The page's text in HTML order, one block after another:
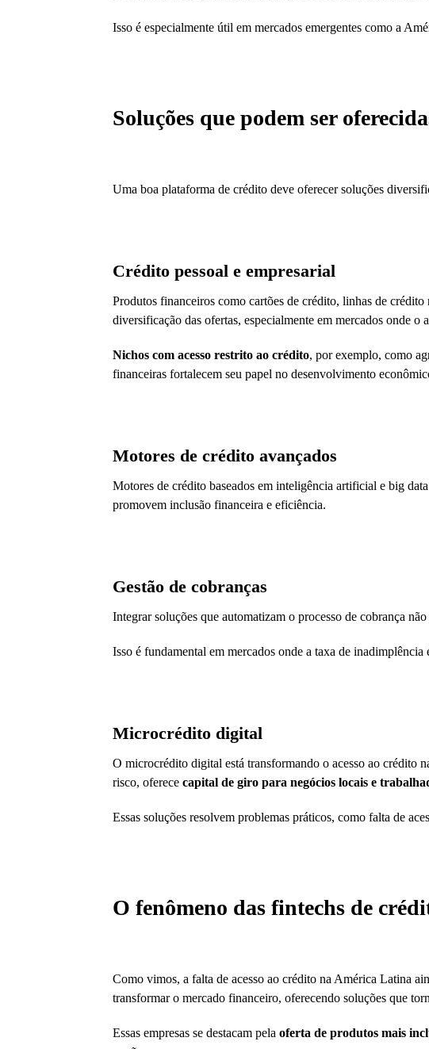
Isso é especialmente útil em mercados emergentes como a
Soluções que podem ser
Uma boa plataforma de crédito deve oferecer soluções
Crédito pessoal e empresarial
Produtos financeiros como cartões de crédito, linhas de
diversificação das ofertas, especialmente em mercados onde
Nichos com acesso restrito ao crédito, por exemplo, como
financeiras fortalecem seu papel no desenvolvimento
Motores de crédito avançados
Motores de crédito baseados em inteligência artificial e big
promovem inclusão financeira e eficiência.
Gestão de cobranças
Integrar soluções que automatizam o processo de cobrança
Isso é fundamental em mercados onde a taxa de
Microcrédito digital
O microcrédito digital está transformando o acesso ao crédito
risco, oferece capital de giro para negócios locais e
Essas soluções resolvem problemas práticos, como falta de
O fenômeno das fintechs de
Como vimos, a falta de acesso ao crédito na América Latina
transformar o mercado financeiro, oferecendo soluções que
Essas empresas se destacam pela oferta de produtos mais